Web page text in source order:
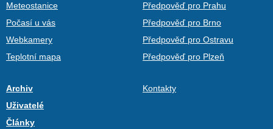
Meteostanice
Počasí u vás
Webkamery
Teplotní mapa
Předpověď pro Prahu
Předpověď pro Brno
Předpověď pro Ostravu
Předpověď pro Plzeň
Archiv
Uživatelé
Články
Kontakty